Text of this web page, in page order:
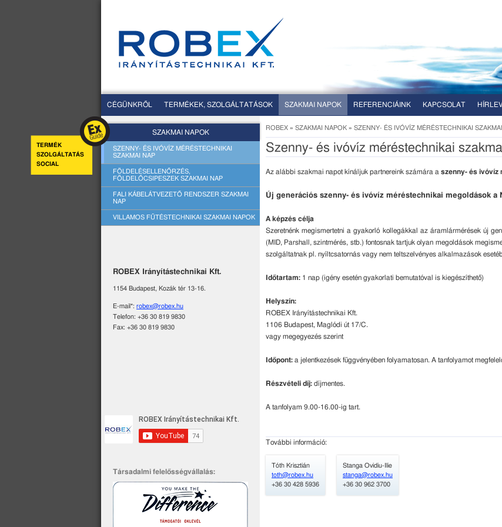
CÉGÜNKRŐL TERMÉKEK, SZOLGÁLTATÁSOK SZAKMAI NAPOK REFERENCIÁINK KAPCSOLAT
TERMÉK
SZOLGÁLTATÁS
SOCIAL
SZAKMAI NAPOK
SZENNY- ÉS IVÓVÍZ MÉRÉSTECHNIKAI
SZAKMAI NAP
FÖLDELÉSELLENŐRZÉS,
FÖLDELŐCSIPESZEK SZAKMAI NAP
FALI KÁBELÁTVEZETŐ RENDSZER SZAKMAI
NAP
VILLAMOS FŰTÉSTECHNIKAI SZAKMAI NAPOK
ROBEX Irányítástechnikai Kft.
1154 Budapest, Kozák tér 13-16.
E-mail*: robex@robex.hu
Telefon: +36 30 819 9830
Fax: +36 30 819 9830
Társadalmi felelősségvállalás:
ROBEX » SZAKMAI NAPOK » SZENNY- ÉS IVÓVÍZ MÉRÉSTECHNIKAI
Szenny- és ivóvíz méréstechnikai
Az alábbi szakmai napot kínáljuk partnereink számára a szenny- és ivóvíz
Új generációs szenny- és ivóvíz méréstechnikai megoldások a
A képzés célja
Szeretnénk megismertetni a gyakorló kollegákkal az áramlármérések új
(MID, Parshall, szintmérés, stb.) fontosnak tartjuk olyan megoldások
szolgáltatnak pl. nyíltcsatornás vagy nem teltszelvényes alkalmazások
Időtartam: 1 nap (igény esetén gyakorlati bemutatóval is kiegészíthető)
Helyszín:
ROBEX Irányítástechnikai Kft.
1106 Budapest, Maglódi út 17/C.
vagy megegyezés szerint
Időpont: a jelentkezések függvényében folyamatosan. A tanfolyamot
Részvételi díj: díjmentes.
A tanfolyam 9.00-16.00-ig tart.
További információ:
Tóth Krisztián
toth@robex.hu
+36 30 428 5936
Stanga Ovidiu-Ilie
stanga@robex.hu
+36 30 962 3700